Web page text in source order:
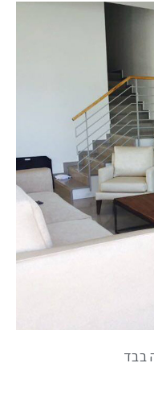
בבד